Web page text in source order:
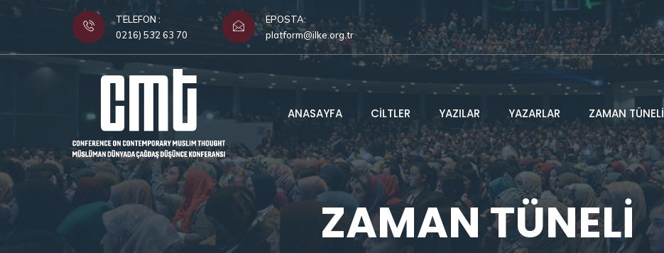
TELEFON :
0216) 532 63 70
EPOSTA:
platform@ilke.org.tr
ANASAYFA CİLTLER YAZILAR YAZARLAR ZAMAN TÜNELİ
ZAMAN TÜNELİ